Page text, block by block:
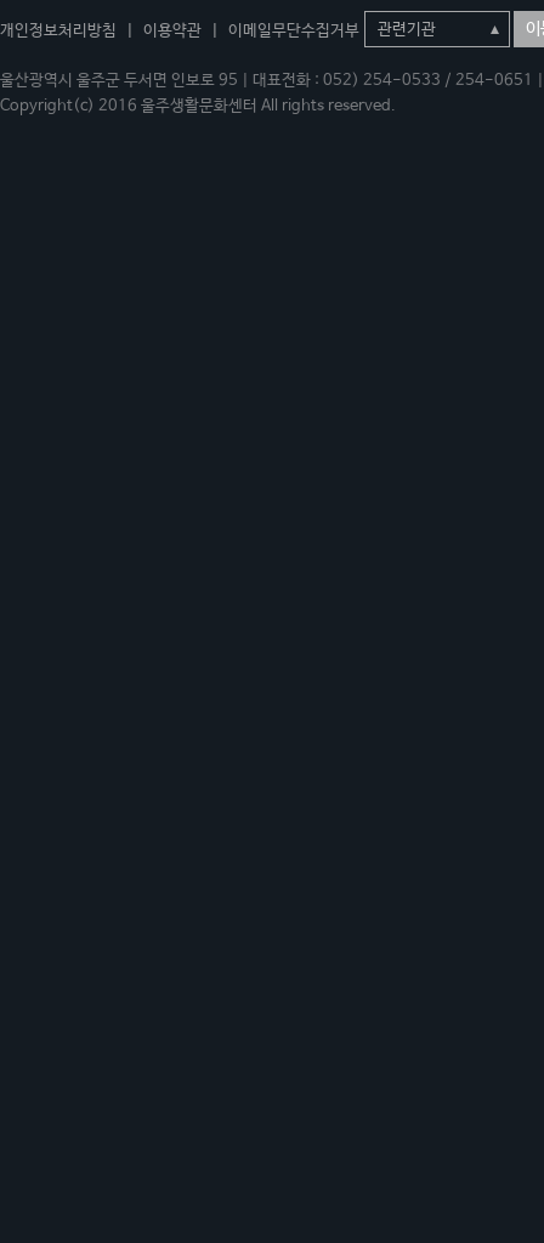
개인정보처리방침 이용약관 이메일무단수집거부 이
울산광역시 울주군 두서면 인보로 95 | 대표전화 : 052) 254-0533 / 254-
Copyright(c) 2016 울주생활문화센터 All rights reserved.